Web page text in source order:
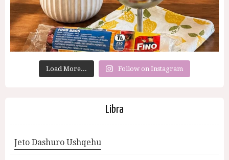
Load More... Follow on Instagram
Libra
Jeto Dashuro Ushqehu